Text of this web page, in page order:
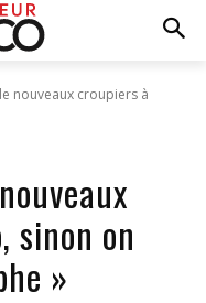
nouveaux croupiers à
sinon on
»